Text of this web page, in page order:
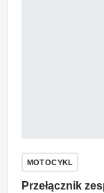
MOTOCYKL
Przełącznik